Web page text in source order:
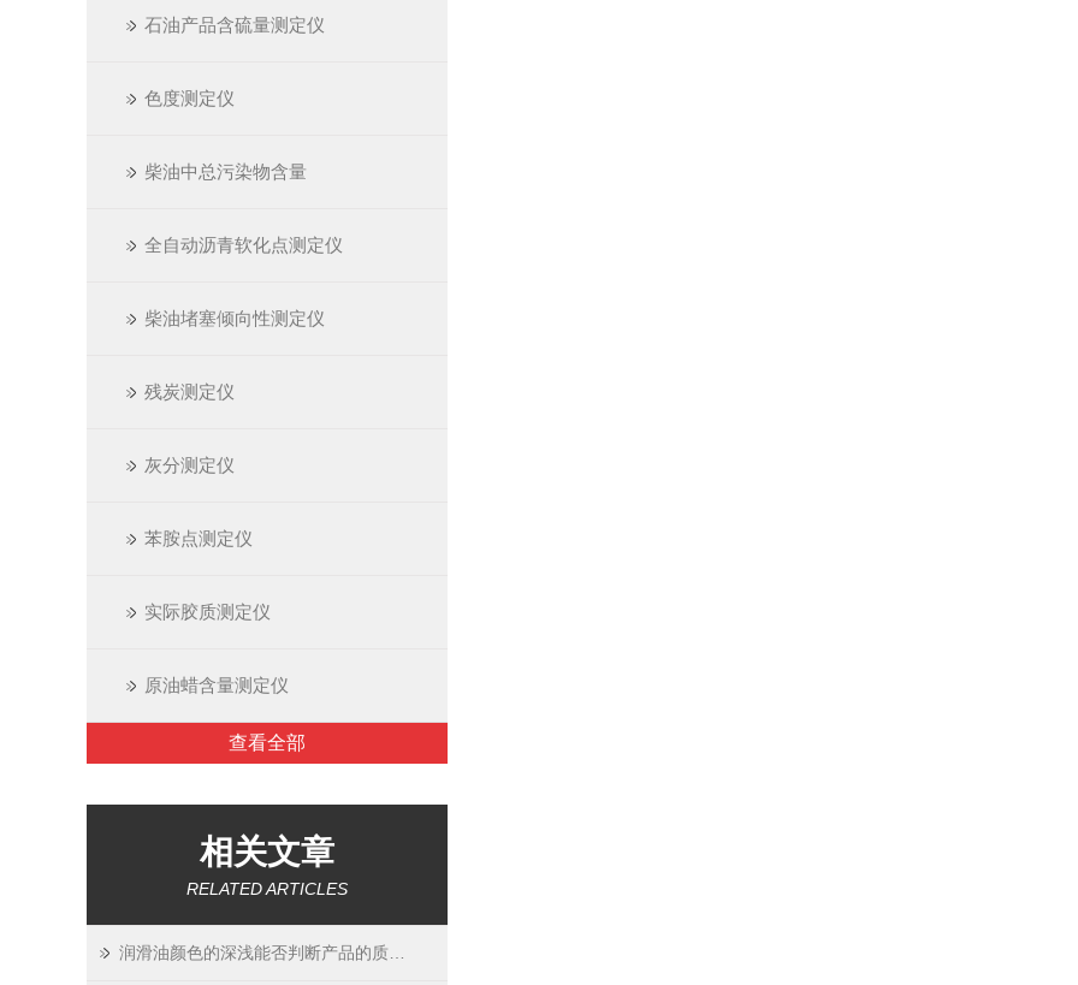
石油产品含硫量测定仪
色度测定仪
柴油中总污染物含量
全自动沥青软化点测定仪
柴油堵塞倾向性测定仪
残炭测定仪
灰分测定仪
苯胺点测定仪
实际胶质测定仪
原油蜡含量测定仪
查看全部
相关文章
RELATED ARTICLES